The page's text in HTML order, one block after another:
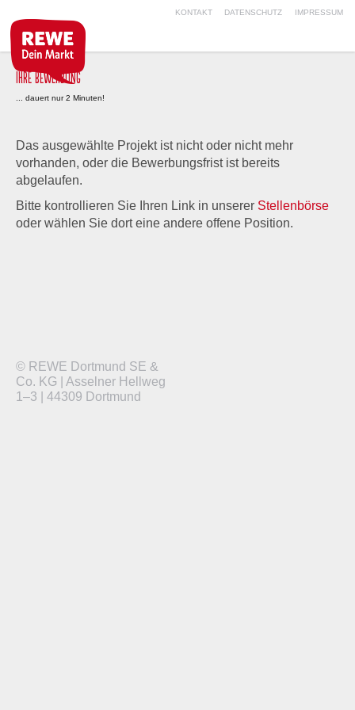
KONTAKT DATENSCHUTZ IMPRESSUM
IHRE BEWERBUNG
... dauert nur 2 Minuten!
Das ausgewählte Projekt ist nicht oder nicht mehr
vorhanden, oder die Bewerbungsfrist ist bereits
abgelaufen.
Bitte kontrollieren Sie Ihren Link in unserer Stellenbörse
oder wählen Sie dort eine andere offene Position.
© REWE Dortmund SE &
Co. KG | Asselner Hellweg
1–3 | 44309 Dortmund